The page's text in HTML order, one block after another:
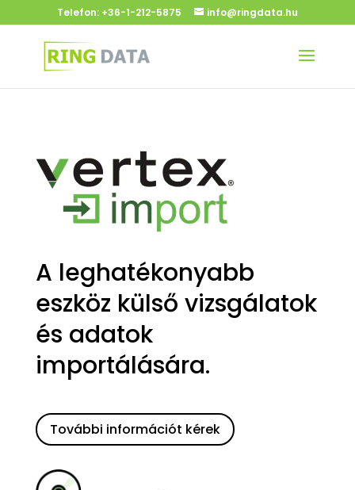
Telefon: +36-1-212-5875 info@ringdata.hu
A leghatékonyabb
eszköz külső vizsgálatok
és adatok
importálására.
További információt kérek